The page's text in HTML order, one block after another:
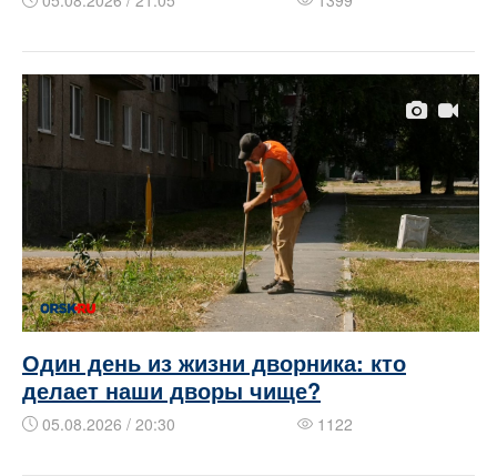
Один день из жизни дворника: кто
делает наши дворы чище?
05.08.2026 / 20:30 1122